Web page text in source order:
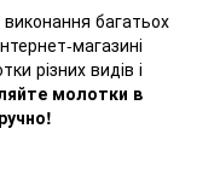
багатьох
магазині
різних видів і
молотки в